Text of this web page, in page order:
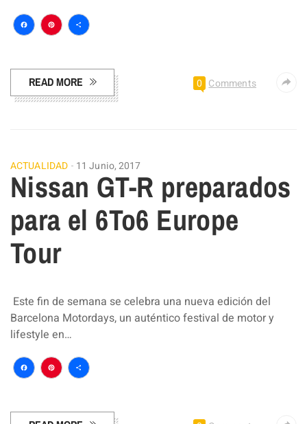
Facebook
Pinterest
Compartir
READ MORE 0 Comments
ACTUALIDAD 11 Junio, 2017
Nissan GT-R preparados
para el 6To6 Europe
Tour
Este fin de semana se celebra una nueva edición del
Barcelona Motordays, un auténtico festival de motor y
lifestyle en…
Facebook
Pinterest
Compartir